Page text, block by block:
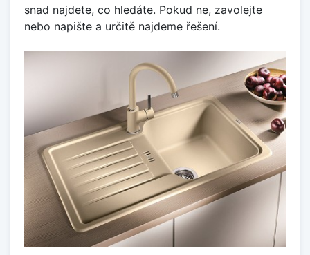
snad najdete, co hledáte. Pokud ne, zavolejte
nebo napište a určitě najdeme řešení.